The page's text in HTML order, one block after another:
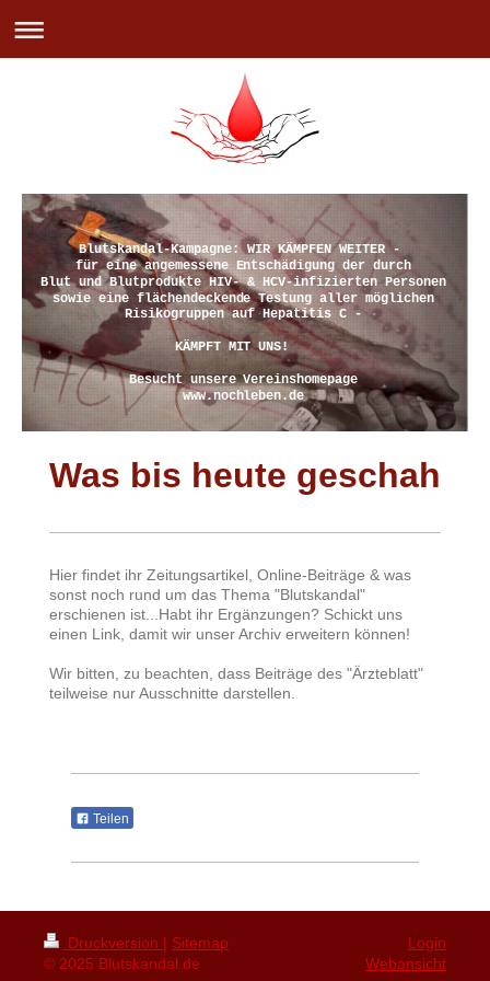
Blutskandal-Kampagne: WIR KÄMPFEN WEITER -
für eine angemessene Entschädigung der durch
Blut und Blutprodukte HIV- & HCV-infizierten Personen
sowie eine flächendeckende Testung aller möglichen
Risikogruppen auf Hepatitis C -
KÄMPFT MIT UNS!
Besucht unsere Vereinshomepage
www.nochleben.de
Was bis heute geschah
Hier findet ihr Zeitungsartikel, Online-Beiträge & was
sonst noch rund um das Thema "Blutskandal"
erschienen ist...Habt ihr Ergänzungen? Schickt uns
einen Link, damit wir unser Archiv erweitern können!
Wir bitten, zu beachten, dass Beiträge des "Ärzteblatt"
teilweise nur Ausschnitte darstellen.
Teilen
Druckversion | Sitemap
© 2025 Blutskandal.de
Login
Webansicht